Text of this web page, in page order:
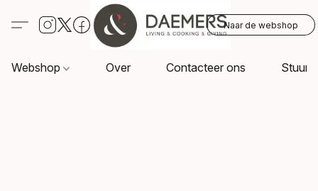
Naar de webshop
Webshop Over Contacteer ons Stuur